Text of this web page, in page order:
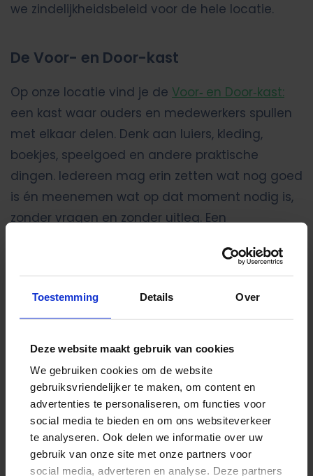
Toestemming Details Over
Deze website maakt gebruik van cookies
We gebruiken cookies om de website
gebruiksvriendelijker te maken, om content en
advertenties te personaliseren, om functies voor
social media te bieden en om ons websiteverkeer
te analyseren. Ook delen we informatie over uw
gebruik van onze site met onze partners voor
social media, adverteren en analyse. Deze partners
we zindelijkheidsbeleid voor de hele locatie.
De Voor- en Door-kast
Op onze locatie vind je de Voor‑ en Door‑kast:
een kast waar ouders en medewerkers spullen
met elkaar delen. Denk aan luiers, kleding,
boekjes, speelgoed en andere praktische
dingen. Iedereen mag erin zetten wat nog goed
is én meenemen wat op dat moment nodig is,
zonder vragen en zonder uitleg. Een
om spullen een tweede leven te geven.
Ruimere openingstijden
We bereiden ons voor op ruimere
openingstijden tot 18.30 uur. Dat sluit straks
mooi aan op de openingstijden van onze BSO,
die al tot 18.30 uur geopend is. Handig wanneer
broertjes of zusjes daar zitten.